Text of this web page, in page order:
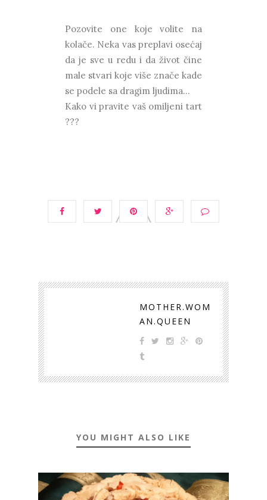
Pozovite one koje volite na
kolače. Neka vas preplavi osećaj
da je sve u redu i da život čine
male stvari koje više znače kade
se podele sa dragim ljudima...
Kako vi pravite vaš omiljeni tart
???
MOTHER.WOM
AN.QUEEN
YOU MIGHT ALSO LIKE